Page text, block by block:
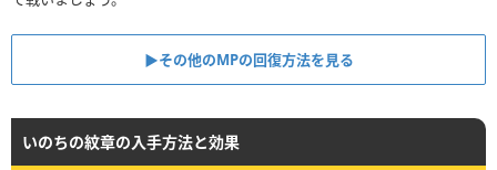
▶︎その他のMPの回復方法を見る
いのちの紋章の入手方法と効果